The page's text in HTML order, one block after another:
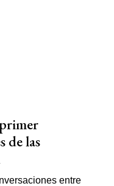
de las